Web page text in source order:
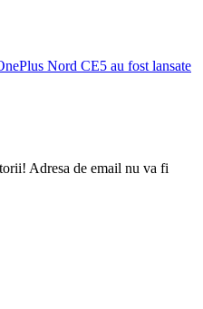
Nord CE5 au fost lansate
Adresa de email nu va fi